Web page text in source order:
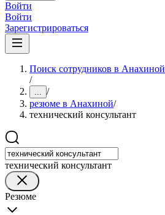
Войти
Войти
Зарегистрироваться
Поиск сотрудников в Анахиной
/
... /
резюме в Анахиной/
технический консультант
технический консультант
Резюме